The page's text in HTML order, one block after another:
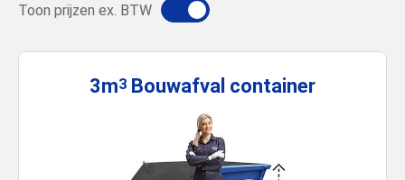
Toon prijzen ex. BTW
3m3 Bouwafval container